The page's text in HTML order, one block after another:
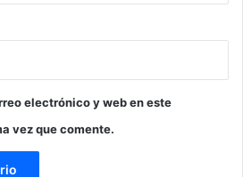
electrónico y web en este
vez que comente.